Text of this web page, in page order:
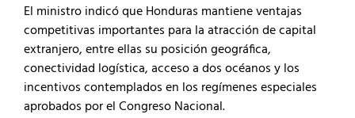
El ministro indicó que Honduras mantiene ventajas
competitivas importantes para la atracción de capital
extranjero, entre ellas su posición geográfica,
conectividad logística, acceso a dos océanos y los
incentivos contemplados en los regímenes especiales
aprobados por el Congreso Nacional.